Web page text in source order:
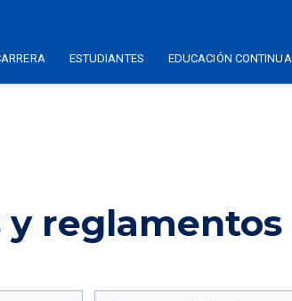
ESTUDIANTES EDUCACIÓN CONTINUA
reglamentos